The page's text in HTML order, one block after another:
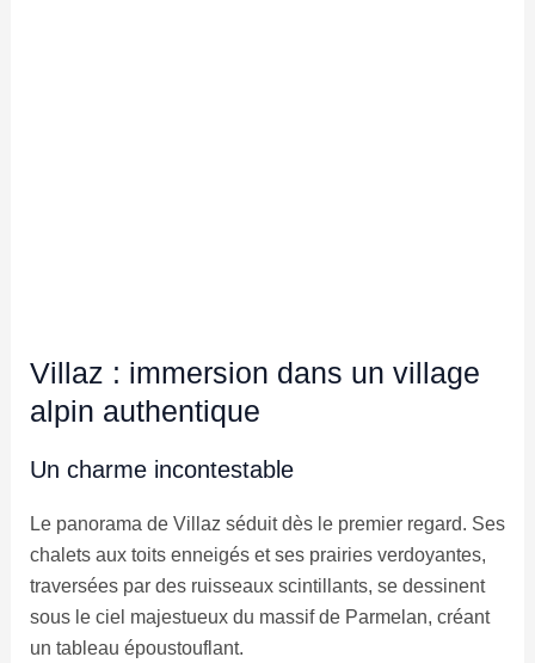
Villaz : immersion dans un village
alpin authentique
Un charme incontestable
Le panorama de Villaz séduit dès le premier regard. Ses
chalets aux toits enneigés et ses prairies verdoyantes,
traversées par des ruisseaux scintillants, se dessinent
sous le ciel majestueux du massif de Parmelan, créant
un tableau époustouflant.